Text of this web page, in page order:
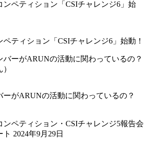
ペティション「CSIチャレンジ6」始動！
ーがARUNの活動に関わっているの？